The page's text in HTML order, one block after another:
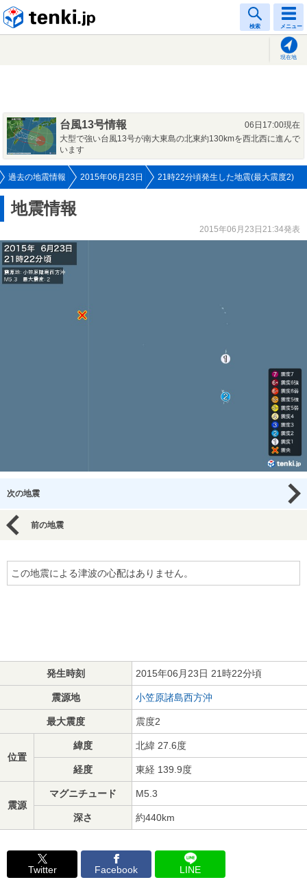
検索 メニュー
現在地
台風13号情報
06日17:00現在
大型で強い台風13号が南大東島の北東約130kmを西北西に進んで
います
過去の地震情報 2015年06月23日 21時22分頃発生した地震(最大震度2)
地震情報
2015年06月23日21:34発表
次の地震
前の地震
この地震による津波の心配はありません。
発生時刻 2015年06月23日 21時22分頃
震源地 小笠原諸島西方沖
最大震度 震度2
位置
緯度 北緯 27.6度
経度 東経 139.9度
震源
マグニチュード M5.3
深さ 約440km
Twitter Facebook LINE